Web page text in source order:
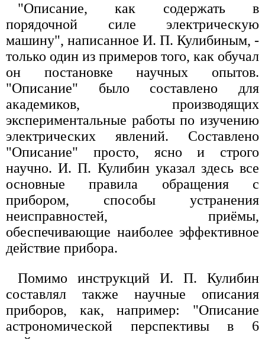
"Описание, как содержать в
порядочной силе электрическую
машину", написанное И. П. Кулибиным, -
только один из примеров того, как обучал
он постановке научных опытов.
"Описание" было составлено для
академиков, производящих
экспериментальные работы по изучению
электрических явлений. Составлено
"Описание" просто, ясно и строго
научно. И. П. Кулибин указал здесь все
основные правила обращения с
прибором, способы устранения
неисправностей, приёмы,
обеспечивающие наиболее эффективное
действие прибора.
Помимо инструкций И. П. Кулибин
составлял также научные описания
приборов, как, например: "Описание
астрономической перспективы в 6